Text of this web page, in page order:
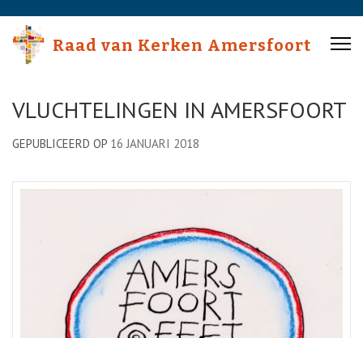
content
Enter)
Raad van Kerken Amersfoort
VLUCHTELINGEN IN AMERSFOORT
GEPUBLICEERD OP 16 JANUARI 2018